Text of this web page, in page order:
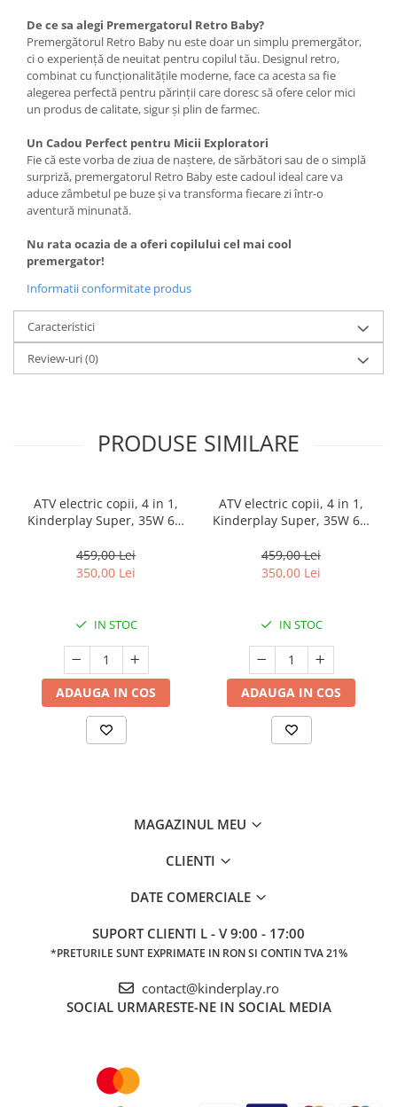
De ce sa alegi Premergatorul Retro Baby?
Premergătorul Retro Baby nu este doar un simplu premergător,
ci o experiență de neuitat pentru copilul tău. Designul retro,
combinat cu funcționalitățile moderne, face ca acesta sa fie
alegerea perfectă pentru părinții care doresc să ofere celor mici
un produs de calitate, sigur și plin de farmec.
Un Cadou Perfect pentru Micii Exploratori
Fie că este vorba de ziua de naștere, de sărbători sau de o simplă
surpriză, premergatorul Retro Baby este cadoul ideal care va
aduce zâmbetul pe buze și va transforma fiecare zi într-o
aventură minunată.
Nu rata ocazia de a oferi copilului cel mai cool
premergator!
Informatii conformitate produs
Caracteristici
Review-uri(0)
PRODUSE SIMILARE
ATV electric copii, 4 in 1,
Kinderplay Super, 35W 6V,
standard, albastru
459,00 Lei
350,00 Lei
IN STOC
ADAUGA IN COS
ATV electric copii, 4 in 1,
Kinderplay Super, 35W 6V,
standard, verde
459,00 Lei
350,00 Lei
IN STOC
ADAUGA IN COS
MAGAZINUL MEU
CLIENTI
DATE COMERCIALE
SUPORT CLIENTI L - V 9:00 - 17:00
*PRETURILE SUNT EXPRIMATE IN RON SI CONTIN TVA 21%
contact@kinderplay.ro
SOCIAL URMARESTE-NE IN SOCIAL MEDIA